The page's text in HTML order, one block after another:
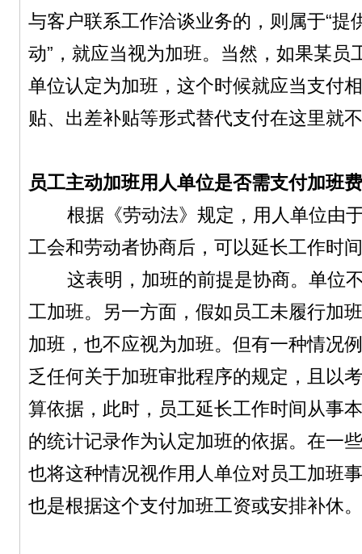
与客户联系工作洽谈业务的，则属于“提
动”，就应当视为加班。当然，如果某员
单位认定为加班，这个时候就应当支付
贴、出差补贴等形式替代支付在这里就
员工主动加班用人单位是否需支付加班费
根据《劳动法》规定，用人单位由于
工会和劳动者协商后，可以延长工作时
这表明，加班的前提是协商。单位不
工加班。另一方面，假如员工未履行加
加班，也不应视为加班。但有一种情况
乏任何关于加班审批程序的规定，且以
算依据，此时，员工延长工作时间从事
的统计记录作为认定加班的依据。在一
也将这种情况视作用人单位对员工加班
也是根据这个支付加班工资或安排补休。